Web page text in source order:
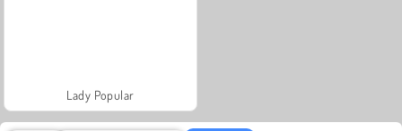
Lady Popular